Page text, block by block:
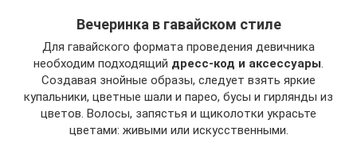
Вечеринка в гавайском стиле
Для гавайского формата проведения девичника
необходим подходящий дресс-код и аксессуары.
Создавая знойные образы, следует взять яркие
купальники, цветные шали и парео, бусы и гирлянды из
цветов. Волосы, запястья и щиколотки украсьте
цветами: живыми или искусственными.